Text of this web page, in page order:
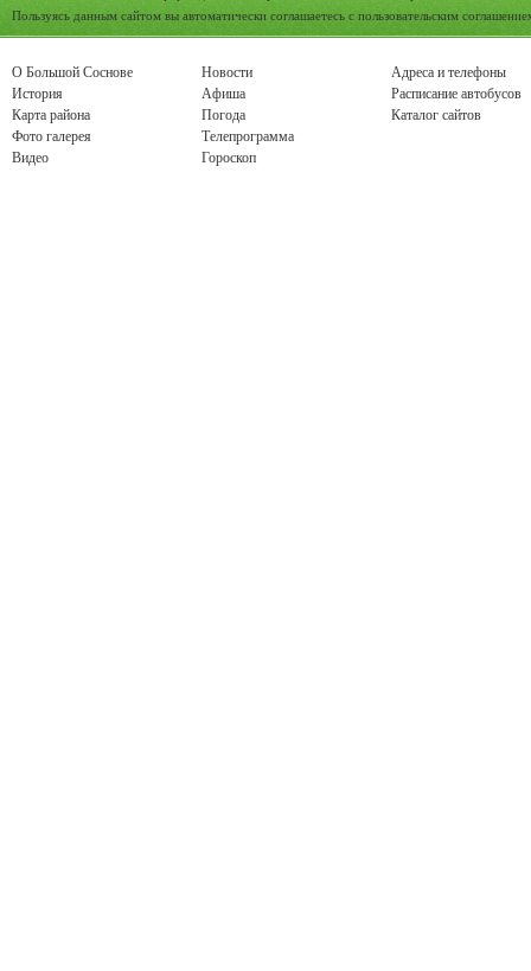
Пользуясь данным сайтом вы автоматически соглашаетесь с пользовательским
О Большой Соснове
История
Карта района
Фото галерея
Видео
Новости
Афиша
Погода
Телепрограмма
Гороскоп
Адреса и телефоны
Расписание автобусов
Каталог сайтов